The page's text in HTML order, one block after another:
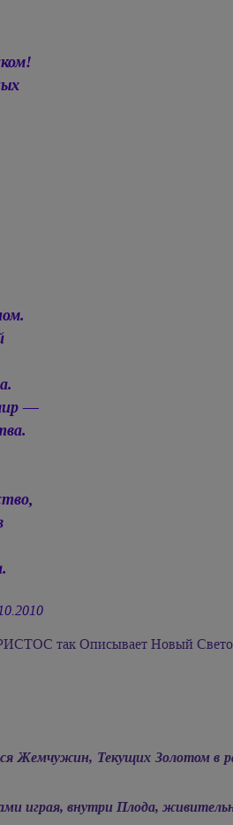
—
так Описывает Новый
Жемчужин, Текущих Золотом в
играя, внутри Плода,